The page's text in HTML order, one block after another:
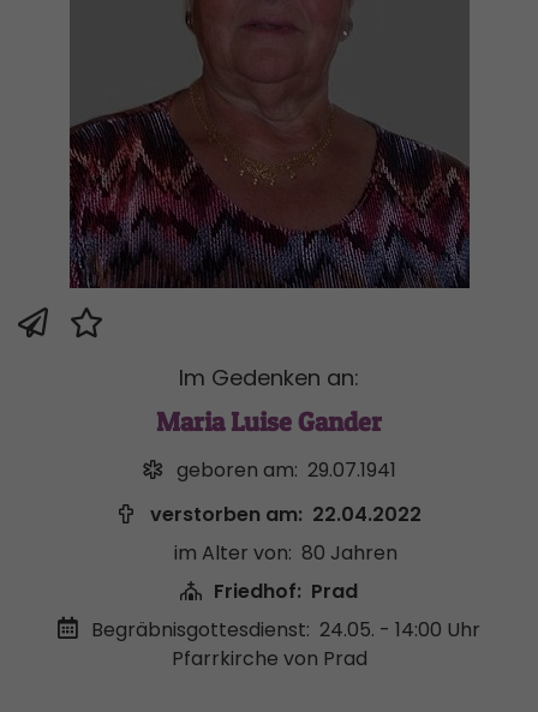
Im Gedenken an:
Maria Luise Gander
geboren am: 29.07.1941
verstorben am: 22.04.2022
im Alter von: 80 Jahren
Friedhof: Prad
Begräbnisgottesdienst: 24.05. - 14:00 Uhr
Pfarrkirche von Prad